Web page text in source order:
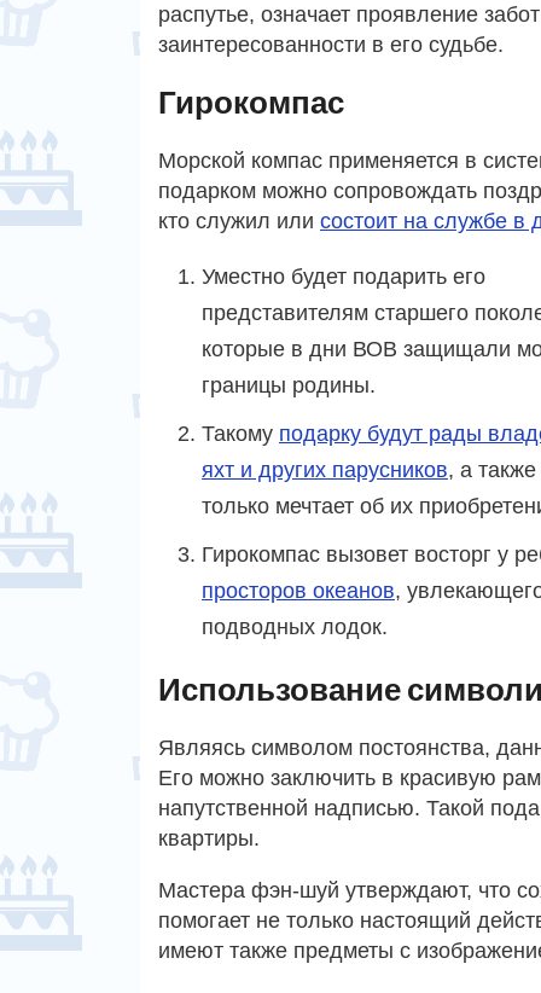
распутье, означает проявление
заинтересованности в его судьбе.
Гирокомпас
Морской компас применяется в
подарком можно сопровождать
кто служил или состоит на службе в
Уместно будет подарить его
представителям старшего
которые в дни ВОВ защищали
границы родины.
Такому подарку будут рады
яхт и других парусников, а также
только мечтает об их
Гирокомпас вызовет восторг у
просторов океанов,
подводных лодок.
Использование
Являясь символом постоянства,
Его можно заключить в красивую
напутственной надписью. Такой
квартиры.
Мастера фэн-шуй утверждают, что
помогает не только настоящий
имеют также предметы с